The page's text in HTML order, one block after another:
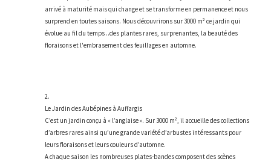
arrivé à maturité mais qui change et se transforme en permanence et nous
surprend en toutes saisons. Nous découvrirons sur 3000 m² ce jardin qui
évolue au fil du temps ..des plantes rares, surprenantes, la beauté des
floraisons et l'embrasement des feuillages en automne.
2.
Le Jardin des Aubépines à Auffargis
C’est un jardin conçu à « l’anglaise ». Sur 3000 m², il accueille des collections
d’arbres rares ainsi qu’une grande variété d’arbustes intéressants pour
leurs floraisons et leurs couleurs d’automne.
A chaque saison les nombreuses plates-bandes composent des scènes